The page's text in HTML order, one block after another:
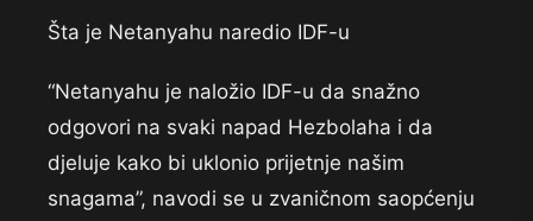
Šta je Netanyahu naredio IDF-u
“Netanyahu je naložio IDF-u da snažno
odgovori na svaki napad Hezbolaha i da
djeluje kako bi uklonio prijetnje našim
snagama”, navodi se u zvaničnom saopćenju